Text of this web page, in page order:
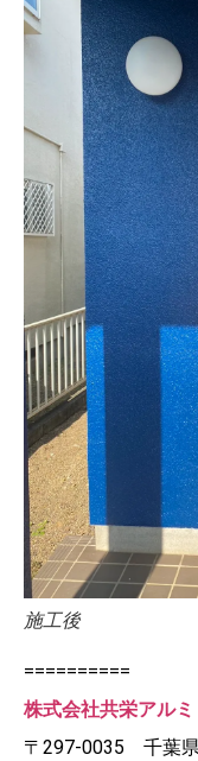
施工後
==========
株式会社共栄アルミ
〒297-0035 千葉